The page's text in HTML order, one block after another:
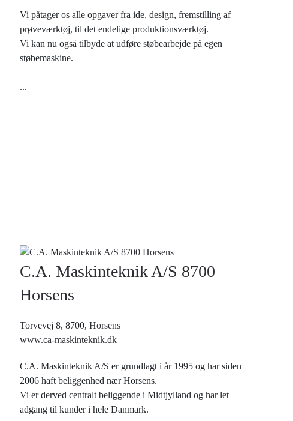
Vi påtager os alle opgaver fra ide, design, fremstilling af
prøveværktøj, til det endelige produktionsværktøj.
Vi kan nu også tilbyde at udføre støbearbejde på egen
støbemaskine.
...
C.A. Maskinteknik A/S 8700
Horsens
Torvevej 8, 8700, Horsens
www.ca-maskinteknik.dk
C.A. Maskinteknik A/S er grundlagt i år 1995 og har siden
2006 haft beliggenhed nær Horsens.
Vi er derved centralt beliggende i Midtjylland og har let
adgang til kunder i hele Danmark.